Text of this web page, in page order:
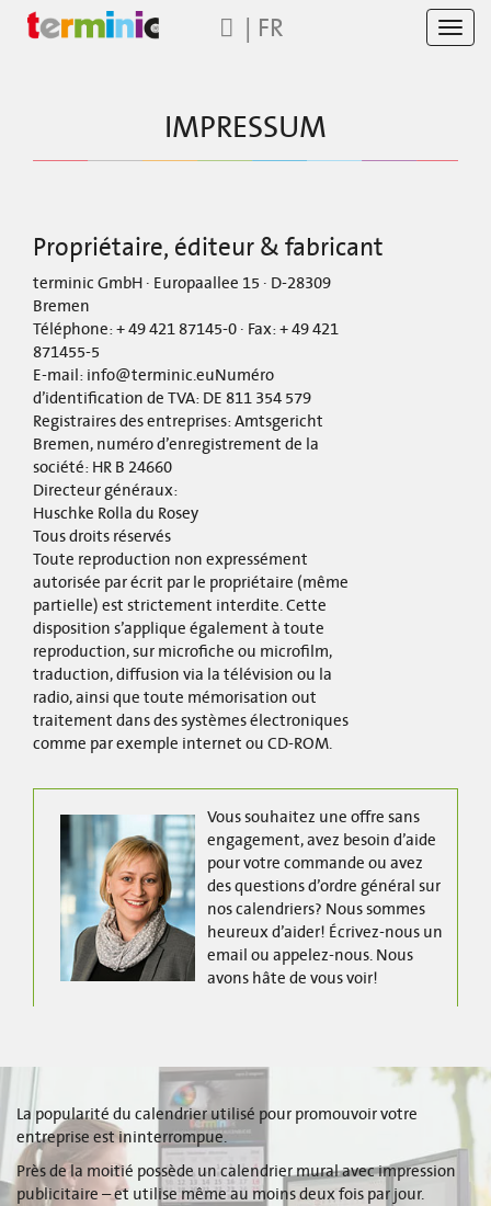
| FR
IMPRESSUM
Propriétaire, éditeur & fabricant
terminic GmbH · Europaallee 15 · D-28309
Bremen
Téléphone: + 49 421 87145-0 · Fax: + 49 421
871455-5
E-mail: info@terminic.euNuméro
d’identification de TVA: DE 811 354 579
Registraires des entreprises: Amtsgericht
Bremen, numéro d’enregistrement de la
société: HR B 24660
Directeur généraux:
Huschke Rolla du Rosey
Tous droits réservés
Toute reproduction non expressément
autorisée par écrit par le propriétaire (même
partielle) est strictement interdite. Cette
disposition s’applique également à toute
reproduction, sur microfiche ou microfilm,
traduction, diffusion via la télévision ou la
radio, ainsi que toute mémorisation out
traitement dans des systèmes électroniques
comme par exemple internet ou CD-ROM.
Vous souhaitez une offre sans
engagement, avez besoin d’aide
pour votre commande ou avez
des questions d’ordre général sur
nos calendriers? Nous sommes
heureux d’aider! Écrivez-nous un
email ou appelez-nous. Nous
avons hâte de vous voir!
La popularité du calendrier utilisé pour promouvoir votre
entreprise est ininterrompue.
Près de la moitié possède un calendrier mural avec impression
publicitaire – et utilise même au moins deux fois par jour.